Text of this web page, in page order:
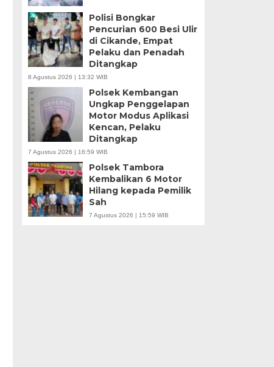
Polisi Bongkar
Pencurian 600 Besi Ulir
di Cikande, Empat
Pelaku dan Penadah
Ditangkap
8 Agustus 2026 | 13:32 WIB
Polsek Kembangan
Ungkap Penggelapan
Motor Modus Aplikasi
Kencan, Pelaku
Ditangkap
7 Agustus 2026 | 16:59 WIB
Polsek Tambora
Kembalikan 6 Motor
Hilang kepada Pemilik
Sah
7 Agustus 2026 | 15:59 WIB